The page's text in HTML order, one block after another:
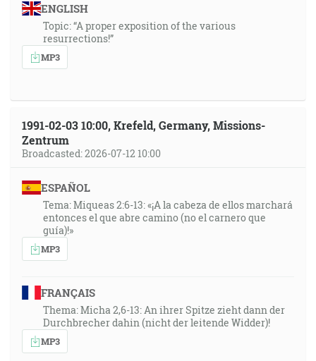
ENGLISH
Topic: “A proper exposition of the various
resurrections!”
MP3
1991-02-03 10:00, Krefeld, Germany, Missions-
Zentrum
Broadcasted: 2026-07-12 10:00
ESPAÑOL
Tema: Miqueas 2:6-13: «¡A la cabeza de ellos marchará
entonces el que abre camino (no el carnero que
guía)!»
MP3
FRANÇAIS
Thema: Micha 2,6-13: An ihrer Spitze zieht dann der
Durchbrecher dahin (nicht der leitende Widder)!
MP3